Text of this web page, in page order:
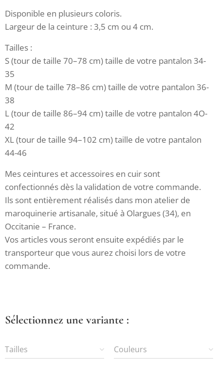
Disponible en plusieurs coloris.
Largeur de la ceinture : 3,5 cm ou 4 cm.
Tailles :
S (tour de taille 70–78 cm) taille de votre pantalon 34-
35
M (tour de taille 78–86 cm) taille de votre pantalon 36-
38
L (tour de taille 86–94 cm) taille de votre pantalon 4O-
42
XL (tour de taille 94–102 cm) taille de votre pantalon
44-46
Mes ceintures et accessoires en cuir sont
confectionnés dès la validation de votre commande.
Ils sont entièrement réalisés dans mon atelier de
maroquinerie artisanale, situé à Olargues (34), en
Occitanie – France.
Vos articles vous seront ensuite expédiés par le
transporteur que vous aurez choisi lors de votre
commande.
Sélectionnez une variante :
Tailles Couleurs